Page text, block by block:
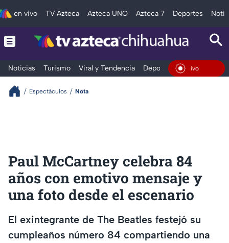
en vivo TV Azteca Azteca UNO Azteca 7 Deportes
Noticias Turismo Viral y Tendencia Deportes Espectáculos
En
Espectáculos Nota
Paul McCartney celebra 84
años con emotivo mensaje y
una foto desde el escenario
El exintegrante de The Beatles festejó su
cumpleaños número 84 compartiendo una